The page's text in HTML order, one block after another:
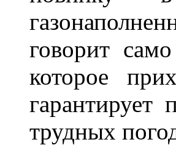
говорит
которое
трудных